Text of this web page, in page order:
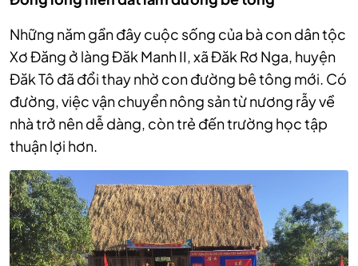
Những năm gần đây cuộc sống của bà con dân tộc
Xơ Đăng ở làng Đăk Manh II, xã Đăk Rơ Nga, huyện
Đăk Tô đã đổi thay nhờ con đường bê tông mới. Có
đường, việc vận chuyển nông sản từ nương rẫy về
nhà trở nên dễ dàng, còn trẻ đến trường học tập
thuận lợi hơn.